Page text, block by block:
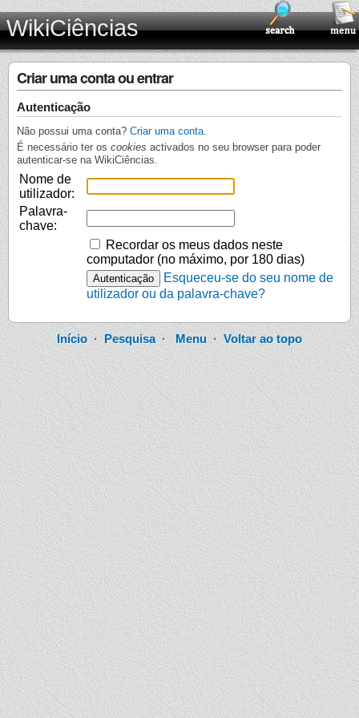
WikiCiências
Criar uma conta ou entrar
Autenticação
Não possui uma conta? Criar uma conta
É necessário ter os cookies activados no seu browser para poder
autenticar-se na WikiCiências.
Nome de
utilizador:
Palavra-
chave:
Recordar os meus dados neste
computador (no máximo, por 180 dias)
Esqueceu-se do seu nome de
utilizador ou da palavra-chave?
Início· Pesquisa·Menu ·Voltar ao topo